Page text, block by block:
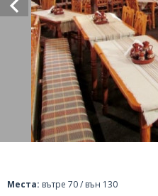
Места: вътре 70 / вън 130